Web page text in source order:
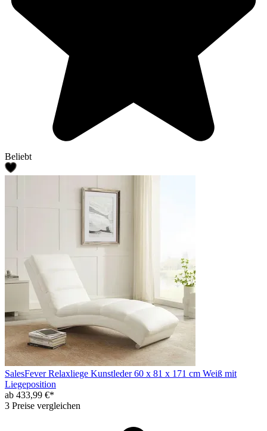
Beliebt
SalesFever Relaxliege Kunstleder 60 x 81 x 171 cm Weiß mit
Liegeposition
ab 433,99 €*
3 Preise vergleichen